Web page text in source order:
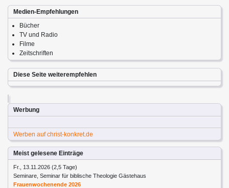
Medien-Empfehlungen
Bücher
TV und Radio
Filme
Zeitschriften
Diese Seite weiterempfehlen
Werbung
Werben auf christ-konkret.de
Meist gelesene Einträge
Fr., 13.11.2026 (2,5 Tage)
Seminare, Seminar für biblische Theologie Gästehaus
Frauenwochenende 2026